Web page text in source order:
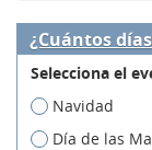
¿Cuántos
Selecciona el
Navidad
Día de las